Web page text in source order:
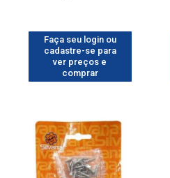
Faça seu login ou
cadastre-se para
ver preços e
comprar